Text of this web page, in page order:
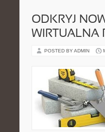
ODKRYJ
WIRTUALNA
POSTED BY ADMIN